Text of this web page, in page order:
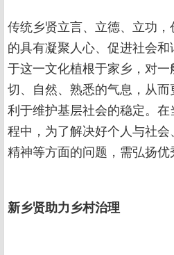
传统乡贤立言、立德、立功
的具有凝聚人心、促进社会
于这一文化植根于家乡，对
切、自然、熟悉的气息，从
利于维护基层社会的稳定。
程中，为了解决好个人与社
精神等方面的问题，需弘扬优
新乡贤助力乡村治理